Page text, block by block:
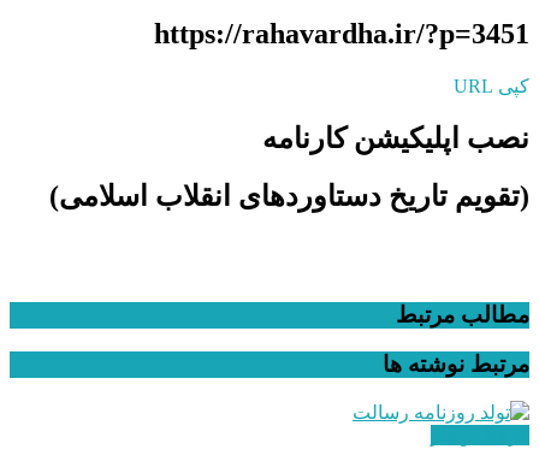
https://rahavardha.ir/?p=3451
کپی URL
نصب اپلیکیشن کارنامه
(تقویم تاریخ دستاوردهای انقلاب اسلامی​)
مطالب مرتبط
مرتبط نوشته ها